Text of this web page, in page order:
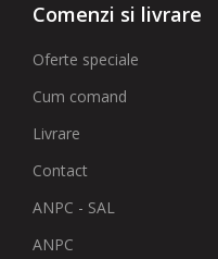
Comenzi si livrare
Oferte speciale
Cum comand
Livrare
Contact
ANPC - SAL
ANPC